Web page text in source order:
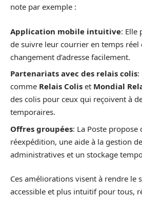
note par exemple :
Application mobile intuitive: Elle
de suivre leur courrier en temps réel
changement d’adresse facilement.
Partenariats avec des relais colis:
comme Relais Colis et Mondial
des colis pour ceux qui reçoivent à
temporaires.
Offres groupées: La Poste propose
réexpédition, une aide à la gestion
administratives et un stockage
Ces améliorations visent à rendre le
accessible et plus intuitif pour tous,